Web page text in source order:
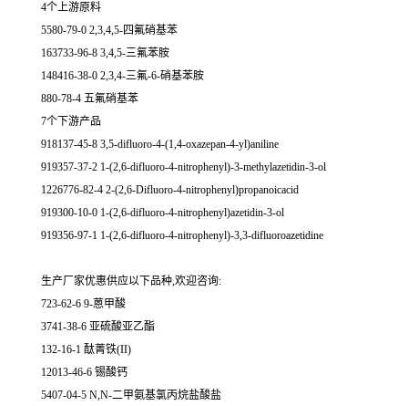
4个上游原料
5580-79-0 2,3,4,5-四氟硝基苯
163733-96-8 3,4,5-三氟苯胺
148416-38-0 2,3,4-三氟-6-硝基苯胺
880-78-4 五氟硝基苯
7个下游产品
918137-45-8 3,5-difluoro-4-(1,4-oxazepan-4-yl)aniline
919357-37-2 1-(2,6-difluoro-4-nitrophenyl)-3-methylazetidin-3-ol
1226776-82-4 2-(2,6-Difluoro-4-nitrophenyl)propanoicacid
919300-10-0 1-(2,6-difluoro-4-nitrophenyl)azetidin-3-ol
919356-97-1 1-(2,6-difluoro-4-nitrophenyl)-3,3-difluoroazetidine
生产厂家优惠供应以下品种,欢迎咨询:
723-62-6 9-蒽甲酸
3741-38-6 亚硫酸亚乙酯
132-16-1 酞菁铁(II)
12013-46-6 锡酸钙
5407-04-5 N,N-二甲氨基氯丙烷盐酸盐